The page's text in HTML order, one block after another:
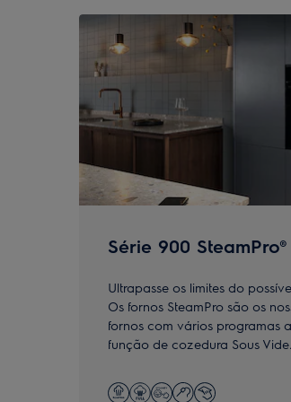
Série 900 SteamPro®
Ultrapasse os limites do
Os fornos SteamPro são os
fornos com vários programas
função de cozedura Sous Vide.